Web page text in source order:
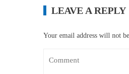
LEAVE A REPLY
Your email address will not